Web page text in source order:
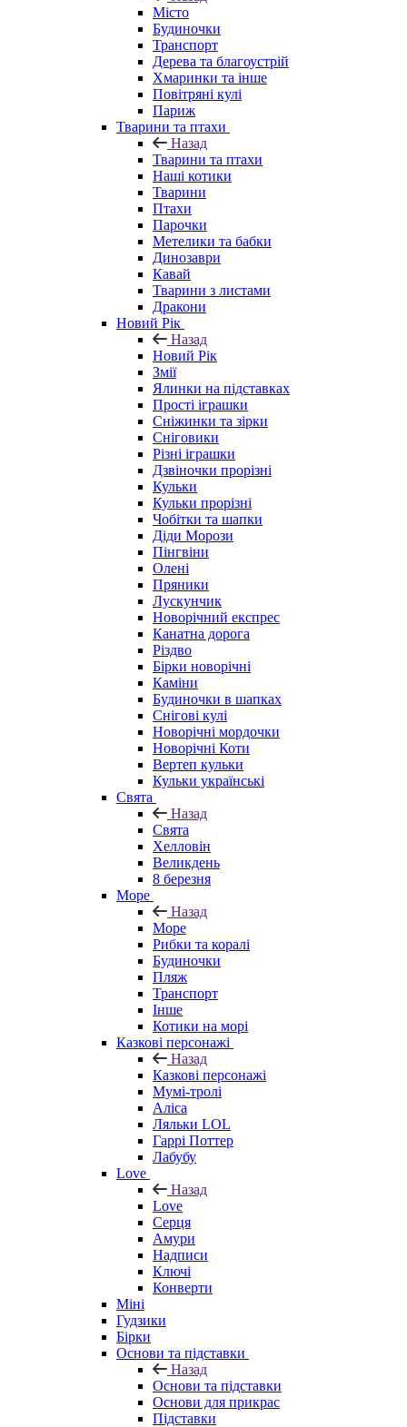
Місто
Будиночки
Транспорт
Дерева та благоустрій
Хмаринки та інше
Повітряні кулі
Париж
Тварини та птахи
Назад
Тварини та птахи
Наші котики
Тварини
Птахи
Парочки
Метелики та бабки
Динозаври
Кавай
Тварини з листами
Дракони
Новий Рік
Назад
Новий Рік
Змії
Ялинки на підставках
Прості іграшки
Сніжинки та зірки
Сніговики
Різні іграшки
Дзвіночки прорізні
Кульки
Кульки прорізні
Чобітки та шапки
Діди Морози
Пінгвіни
Олені
Пряники
Лускунчик
Новорічний експрес
Канатна дорога
Різдво
Бірки новорічні
Каміни
Будиночки в шапках
Снігові кулі
Новорічні мордочки
Новорічні Коти
Вертеп кульки
Кульки українські
Свята
Назад
Свята
Хелловін
Великдень
8 березня
Море
Назад
Море
Рибки та коралі
Будиночки
Пляж
Транспорт
Інше
Котики на морі
Казкові персонажі
Назад
Казкові персонажі
Мумі-тролі
Аліса
Ляльки LOL
Гаррі Поттер
Лабубу
Love
Назад
Love
Серця
Амури
Надписи
Ключі
Конверти
Міні
Гудзики
Бірки
Основи та підставки
Назад
Основи та підставки
Основи для прикрас
Підставки